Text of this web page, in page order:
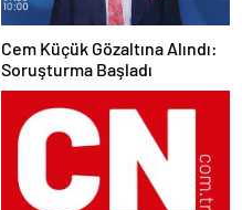
Cem Küçük Gözaltına Alındı:
Soruşturma Başladı